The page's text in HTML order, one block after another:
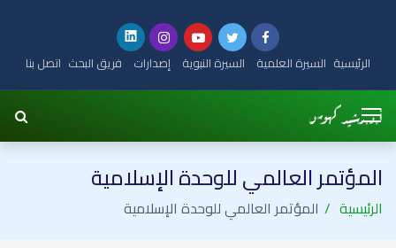
الرئيسية السيرة العلمية السيرة النبوية إصدارات فريق البحث اتصل بنا
المؤتمر العالمي للوحدة الإسلامية
الرئيسية المؤتمر العالمي للوحدة الإسلامية